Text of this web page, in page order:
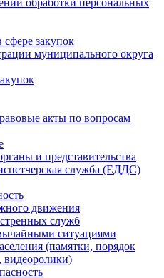
обработки персональных
сфере закупок
муниципального округа
акты по вопросам
и представительства
служба (ЕДДС)
движения
служб
ситуациями
(памятки, порядок
видеоролики)